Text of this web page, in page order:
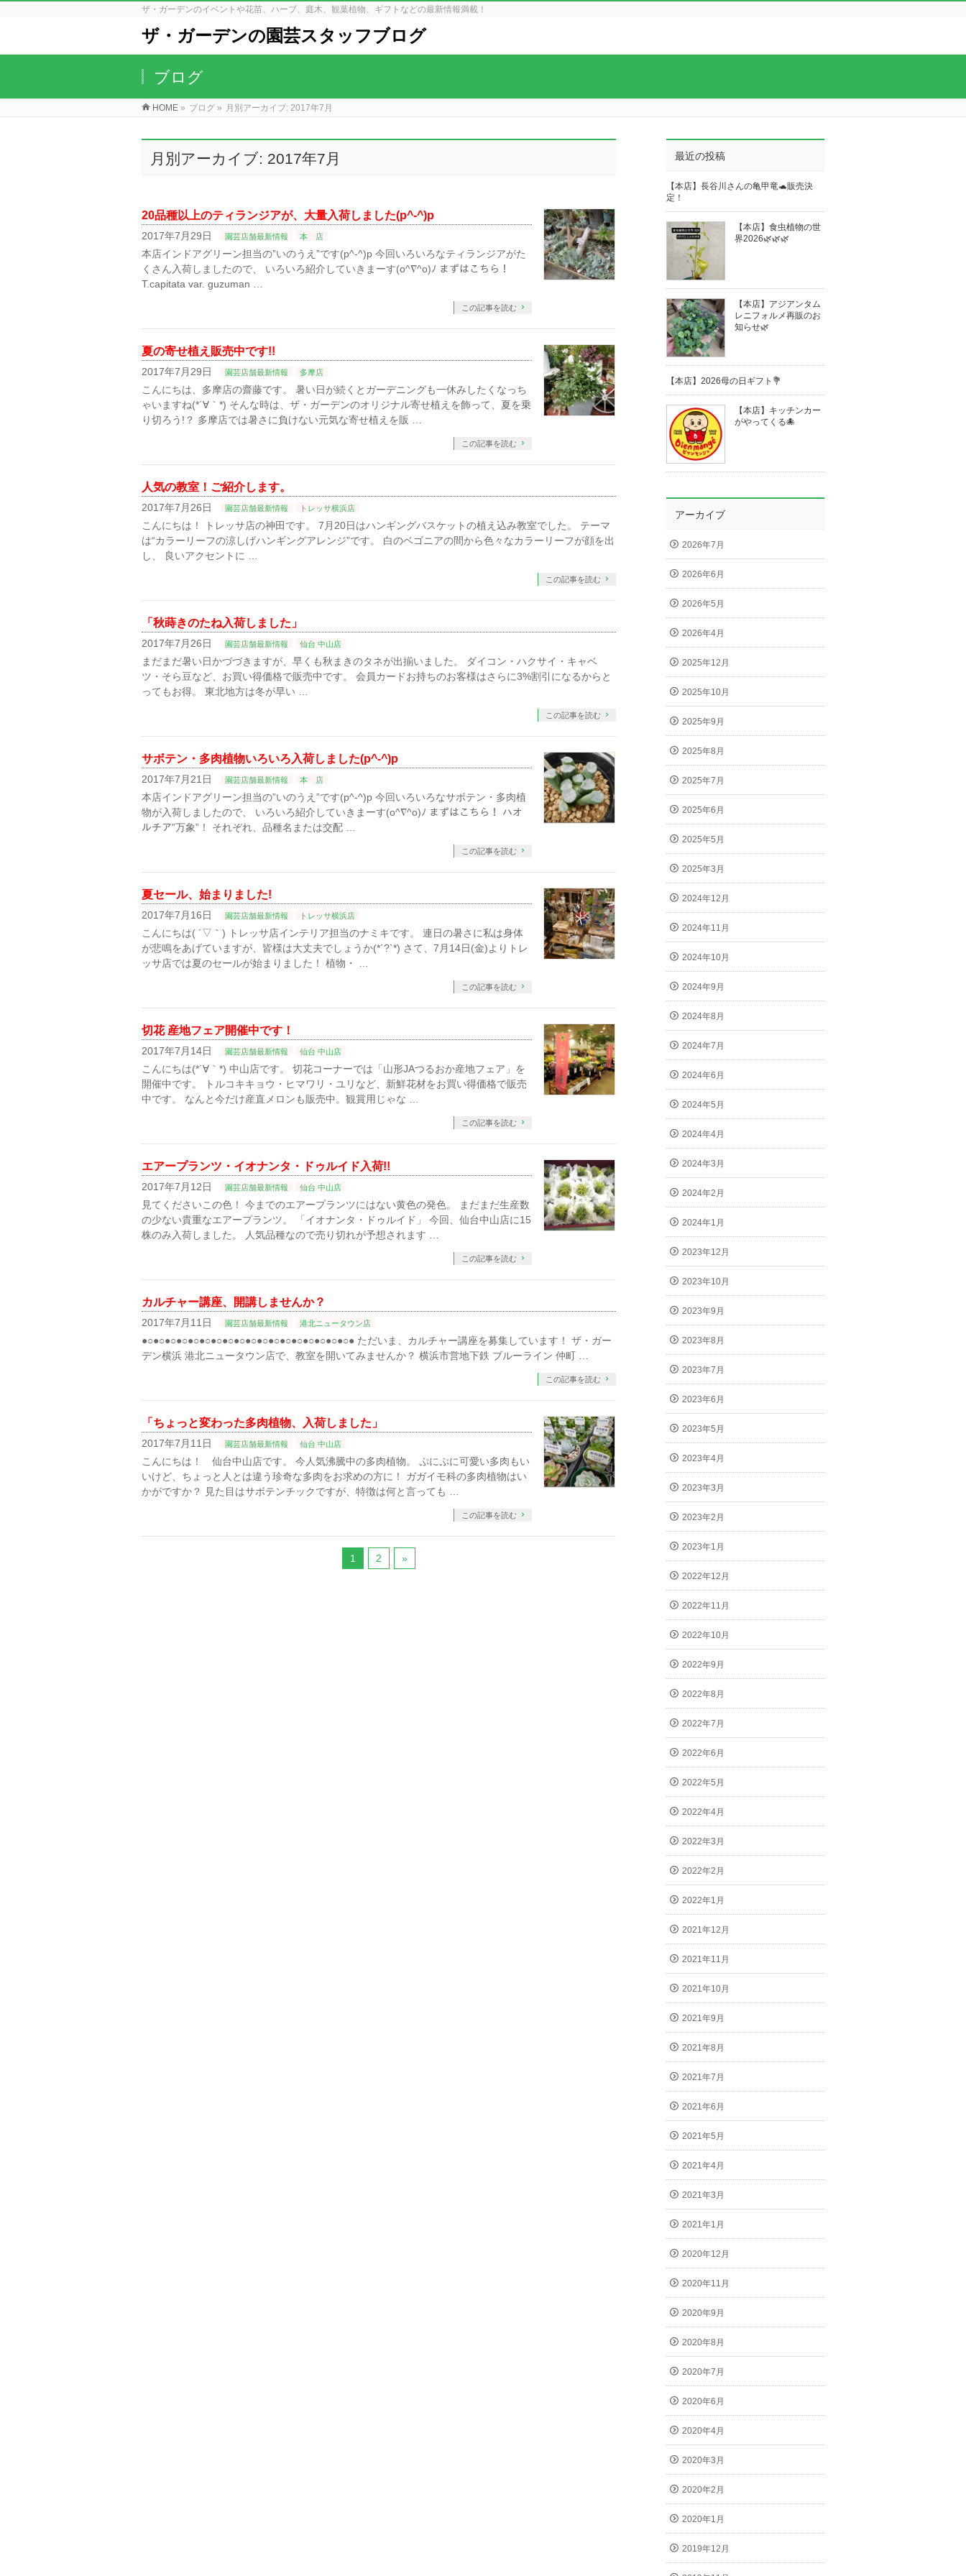
ザ・ガーデンのイベントや花苗、ハーブ、庭木、観葉植物、ギフトなどの最新情報満載！
ザ・ガーデンの園芸スタッフブログ
ブログ
HOME » ブログ » 月別アーカイブ: 2017年7月
月別アーカイブ: 2017年7月
20品種以上のティランジアが、大量入荷しました(p^-^)p
2017年7月29日 園芸店舗最新情報 本 店
本店インドアグリーン担当の”いのうえ”です(p^-^)p 今回いろいろなティランジアがた
くさん入荷しましたので、 いろいろ紹介していきまーす(o^∇^o)ﾉ まずはこちら！
T.capitata var. guzuman …
この記事を読む
夏の寄せ植え販売中です!!
2017年7月29日 園芸店舗最新情報 多摩店
こんにちは、多摩店の齋藤です。 暑い日が続くとガーデニングも一休みしたくなっち
ゃいますね(*´∀｀*) そんな時は、ザ・ガーデンのオリジナル寄せ植えを飾って、夏を乗
り切ろう!？ 多摩店では暑さに負けない元気な寄せ植えを販 …
この記事を読む
人気の教室！ご紹介します。
2017年7月26日 園芸店舗最新情報 トレッサ横浜店
こんにちは！ トレッサ店の神田です。 7月20日はハンギングバスケットの植え込み教室でした。 テーマ
は“カラーリーフの涼しげハンギングアレンジ”です。 白のベゴニアの間から色々なカラーリーフが顔を出
し、 良いアクセントに …
この記事を読む
「秋蒔きのたね入荷しました」
2017年7月26日 園芸店舗最新情報 仙台 中山店
まだまだ暑い日かづづきますが、早くも秋まきのタネが出揃いました。 ダイコン・ハクサイ・キャベ
ツ・そら豆など、お買い得価格で販売中です。 会員カードお持ちのお客様はさらに3%割引になるからと
ってもお得。 東北地方は冬が早い …
この記事を読む
サボテン・多肉植物いろいろ入荷しました(p^-^)p
2017年7月21日 園芸店舗最新情報 本 店
本店インドアグリーン担当の”いのうえ”です(p^-^)p 今回いろいろなサボテン・多肉植
物が入荷しましたので、 いろいろ紹介していきまーす(o^∇^o)ﾉ まずはこちら！ ハオ
ルチア”万象”！ それぞれ、品種名または交配 …
この記事を読む
夏セール、始まりました!
2017年7月16日 園芸店舗最新情報 トレッサ横浜店
こんにちは( ´▽｀) トレッサ店インテリア担当のナミキです。 連日の暑さに私は身体
が悲鳴をあげていますが、皆様は大丈夫でしょうか(*´?`*) さて、7月14日(金)よりトレ
ッサ店では夏のセールが始まりました！ 植物・ …
この記事を読む
切花 産地フェア開催中です！
2017年7月14日 園芸店舗最新情報 仙台 中山店
こんにちは(*´∀｀*) 中山店です。 切花コーナーでは「山形JAつるおか産地フェア」を
開催中です。 トルコキキョウ・ヒマワリ・ユリなど、新鮮花材をお買い得価格で販売
中です。 なんと今だけ産直メロンも販売中。観賞用じゃな …
この記事を読む
エアープランツ・イオナンタ・ドゥルイド入荷!!
2017年7月12日 園芸店舗最新情報 仙台 中山店
見てくださいこの色！ 今までのエアープランツにはない黄色の発色。 まだまだ生産数
の少ない貴重なエアープランツ。 「イオナンタ・ドゥルイド」 今回、仙台中山店に15
株のみ入荷しました。 人気品種なので売り切れが予想されます …
この記事を読む
カルチャー講座、開講しませんか？
2017年7月11日 園芸店舗最新情報 港北ニュータウン店
●○●○●○●○●○●○●○●○●○●○●○●○●○●○●○●○●○●○● ただいま、カルチャー講座を募集しています！ ザ・ガー
デン横浜 港北ニュータウン店で、教室を開いてみませんか？ 横浜市営地下鉄 ブルーライン 仲町 …
この記事を読む
「ちょっと変わった多肉植物、入荷しました」
2017年7月11日 園芸店舗最新情報 仙台 中山店
こんにちは！ 仙台中山店です。 今人気沸騰中の多肉植物。 ぷにぷに可愛い多肉もい
いけど、ちょっと人とは違う珍奇な多肉をお求めの方に！ ガガイモ科の多肉植物はい
かがですか？ 見た目はサボテンチックですが、特徴は何と言っても …
この記事を読む
1 2 »
最近の投稿
【本店】長谷川さんの亀甲竜🐢販売決
定！
【本店】食虫植物の世
界2026🌿🌿🌿
【本店】アジアンタム
レニフォルメ再販のお
知らせ🌿
【本店】2026母の日ギフト💐
【本店】キッチンカー
がやってくる🐙
アーカイブ
2026年7月
2026年6月
2026年5月
2026年4月
2025年12月
2025年10月
2025年9月
2025年8月
2025年7月
2025年6月
2025年5月
2025年3月
2024年12月
2024年11月
2024年10月
2024年9月
2024年8月
2024年7月
2024年6月
2024年5月
2024年4月
2024年3月
2024年2月
2024年1月
2023年12月
2023年10月
2023年9月
2023年8月
2023年7月
2023年6月
2023年5月
2023年4月
2023年3月
2023年2月
2023年1月
2022年12月
2022年11月
2022年10月
2022年9月
2022年8月
2022年7月
2022年6月
2022年5月
2022年4月
2022年3月
2022年2月
2022年1月
2021年12月
2021年11月
2021年10月
2021年9月
2021年8月
2021年7月
2021年6月
2021年5月
2021年4月
2021年3月
2021年1月
2020年12月
2020年11月
2020年9月
2020年8月
2020年7月
2020年6月
2020年4月
2020年3月
2020年2月
2020年1月
2019年12月